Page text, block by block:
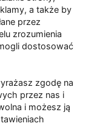
Na
km/h
a także by
przez
zrozumienia
dostosować
zgodę na
przez nas i
i możesz ją